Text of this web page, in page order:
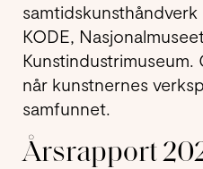
KODE,
når kunstnernes
samfunnet.
Årsrapport